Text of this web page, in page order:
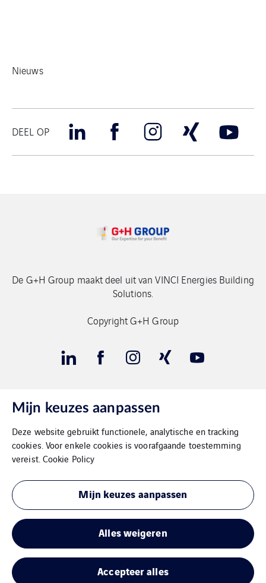
Nieuws
DEEL OP
De G+H Group maakt deel uit van VINCI Energies Building
Solutions.
Copyright G+H Group
Contact
Gegevensbeschermimg
Impressum
Cookies
Sitemap
Mijn keuzes aanpassen
Deze website gebruikt functionele, analytische en tracking
cookies. Voor enkele cookies is voorafgaande toestemming
vereist. Cookie Policy
Mijn keuzes aanpassen
Alles weigeren
Accepteer alles